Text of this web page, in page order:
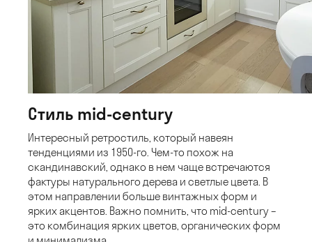
Стиль mid-century
Интересный ретростиль, который навеян
тенденциями из 1950-го. Чем-то похож на
скандинавский, однако в нем чаще встречаются
фактуры натурального дерева и светлые цвета. В
этом направлении больше винтажных форм и
ярких акцентов. Важно помнить, что mid-century –
это комбинация ярких цветов, органических форм